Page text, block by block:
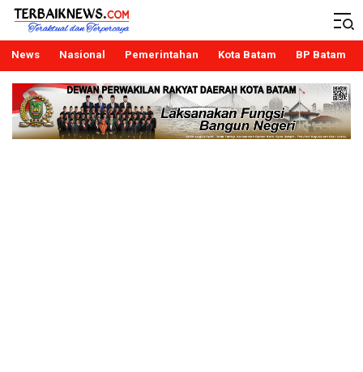
Terbaiknews
Teraktual dan Terpercaya
News Nasional Pemerintahan Kota Batam BP Batam